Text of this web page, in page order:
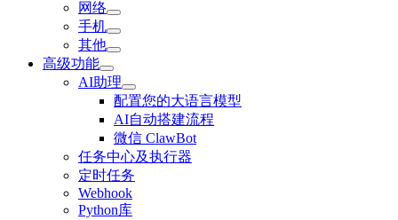
网络
手机
其他
高级功能
AI助理
配置您的大语言模型
AI自动搭建流程
微信 ClawBot
任务中心及执行器
定时任务
Webhook
Python库